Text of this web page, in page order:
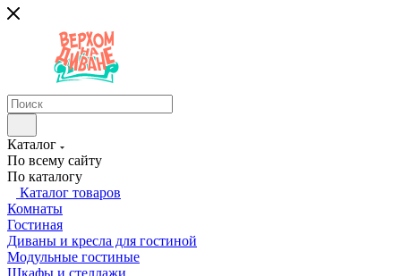
Каталог
По всему сайту
По каталогу
Каталог товаров
Комнаты
Гостиная
Диваны и кресла для гостиной
Модульные гостиные
Шкафы и стеллажи